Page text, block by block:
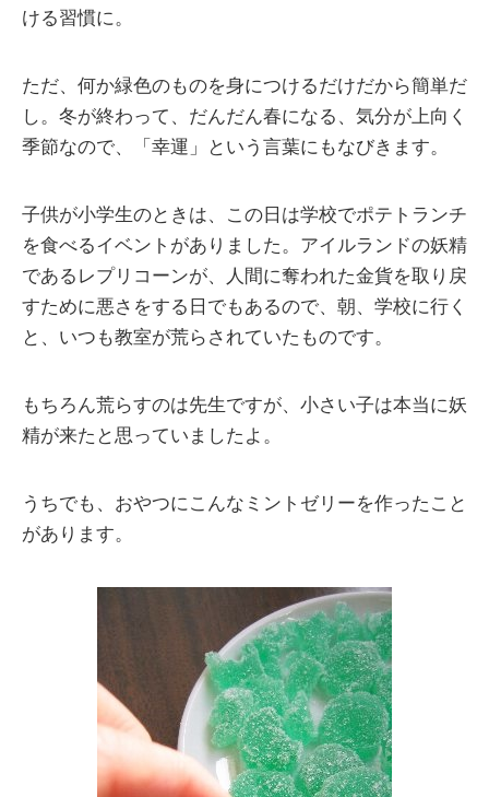
ける習慣に。
ただ、何か緑色のものを身につけるだけだから簡単だ
し。冬が終わって、だんだん春になる、気分が上向く
季節なので、「幸運」という言葉にもなびきます。
子供が小学生のときは、この日は学校でポテトランチ
を食べるイベントがありました。アイルランドの妖精
であるレプリコーンが、人間に奪われた金貨を取り戻
すために悪さをする日でもあるので、朝、学校に行く
と、いつも教室が荒らされていたものです。
もちろん荒らすのは先生ですが、小さい子は本当に妖
精が来たと思っていましたよ。
うちでも、おやつにこんなミントゼリーを作ったこと
があります。